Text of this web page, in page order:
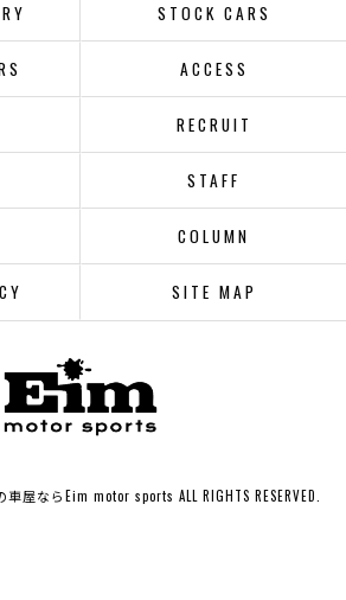
STOCK CARS
ACCESS
RECRUIT
STAFF
COLUMN
SITE MAP
屋ならEim motor sports ALL RIGHTS RESERVED.